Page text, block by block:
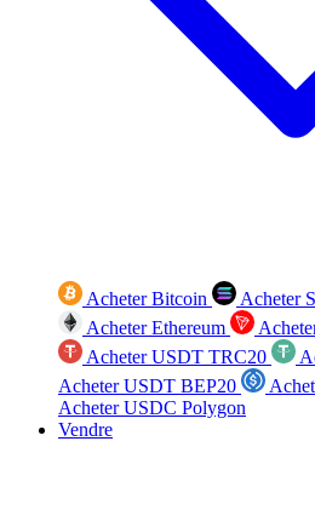
Acheter Bitcoin Acheter
Acheter Ethereum
Acheter USDT TRC20
Acheter USDT BEP20
Acheter USDC Polygon
Vendre